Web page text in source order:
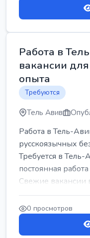
Работа в
вакансии
опыта
Требуются
Тель Авив
Работа в Тель-
русскоязычных
Требуется в
постоянная
Свежие вакансии
женщин от хозя...
0 просмотров